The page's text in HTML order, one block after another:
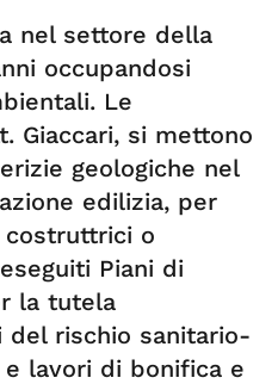
nel settore della
occupandosi
Le
Giaccari, si mettono
geologiche nel
edilizia, per
o
Piani di
la tutela
del rischio sanitario-
lavori di bonifica e